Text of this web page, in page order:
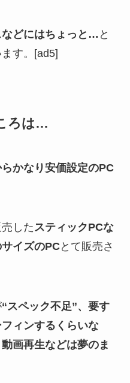
などにはちょっと… と
す。[ad5]
ろは…
かなり安価設定のPC
したスティックPCな
イズのPCとて販売さ
“スペック不足”、要す
ィンするくらいな
画再生などは夢のま